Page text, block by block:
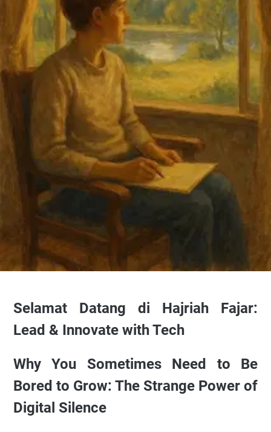
Selamat Datang di Hajriah Fajar:
Lead & Innovate with Tech
Why You Sometimes Need to Be
Bored to Grow: The Strange Power of
Digital Silence